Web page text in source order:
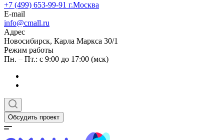
+7 (499) 653-99-91 г.Москва
E-mail
info@cmall.ru
Адрес
Новосибирск, Карла Маркса 30/1
Режим работы
Пн. – Пт.: с 9:00 до 17:00 (мск)
Обсудить проект